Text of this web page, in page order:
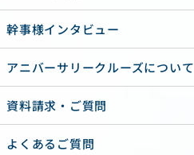
幹事様インタビュー
アニバーサリークルーズについて
資料請求・ご質問
よくあるご質問